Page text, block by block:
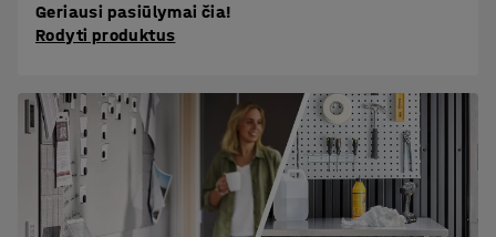
Geriausi pasiūlymai čia!
Rodyti produktus